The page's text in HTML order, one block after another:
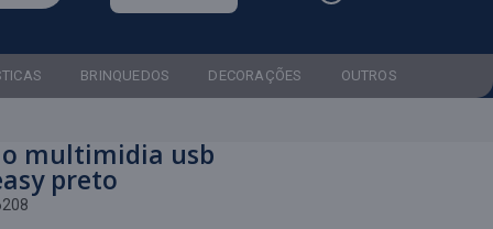
BRINQUEDOS DECORAÇÕES OUTROS
multimidia usb
preto